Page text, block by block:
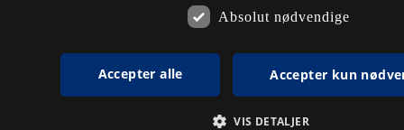
Absolut nødvendige
Accepter alle Accepter kun
VIS DETALJER